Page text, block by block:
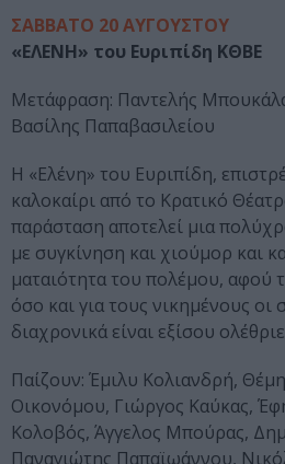
ΣΑΒΒΑΤΟ 20 ΑΥΓΟΥΣΤΟΥ
«ΕΛΕΝΗ» του Ευριπίδη ΚΘΒΕ
Μετάφραση: Παντελής
Βασίλης Παπαβασιλείου
H «Ελένη» του Ευριπίδη,
καλοκαίρι από το Κρατικό
παράσταση αποτελεί μια
με συγκίνηση και χιούμορ και
ματαιότητα του πολέμου, αφού
όσο και για τους νικημένους οι
διαχρονικά είναι εξίσου
Παίζουν: Έμιλυ Κολιανδρή,
Οικονόμου, Γιώργος Καύκας,
Κολοβός, Άγγελος Μπούρας,
Παναγιώτης Παπαϊωάννου,